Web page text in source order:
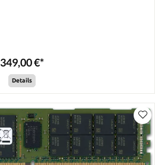
349,00 €*
Details